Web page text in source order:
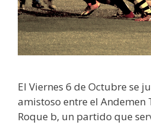
El Viernes 6 de Octubre se
amistoso entre el Andemen
Roque b, un partido que